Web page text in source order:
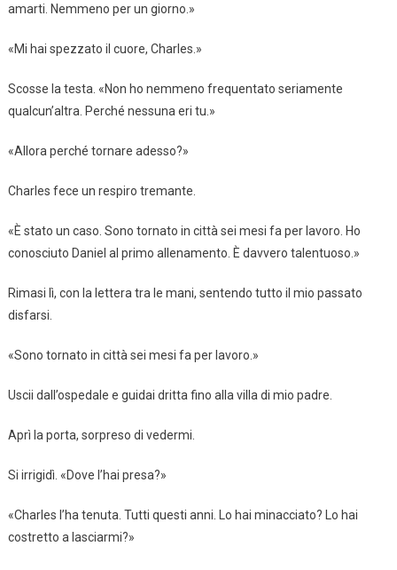
amarti. Nemmeno per un giorno.»
«Mi hai spezzato il cuore, Charles.»
Scosse la testa. «Non ho nemmeno frequentato seriamente
qualcun’altra. Perché nessuna eri tu.»
«Allora perché tornare adesso?»
Charles fece un respiro tremante.
«È stato un caso. Sono tornato in città sei mesi fa per lavoro. Ho
conosciuto Daniel al primo allenamento. È davvero talentuoso.»
Rimasi lì, con la lettera tra le mani, sentendo tutto il mio passato
disfarsi.
«Sono tornato in città sei mesi fa per lavoro.»
Uscii dall’ospedale e guidai dritta fino alla villa di mio padre.
Aprì la porta, sorpreso di vedermi.
Si irrigidì. «Dove l’hai presa?»
«Charles l’ha tenuta. Tutti questi anni. Lo hai minacciato? Lo hai
costretto a lasciarmi?»